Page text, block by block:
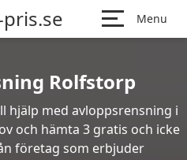
Menu
Rolfstorp
hjälp med avloppsrensning i
och hämta 3 gratis och icke
företag som erbjuder